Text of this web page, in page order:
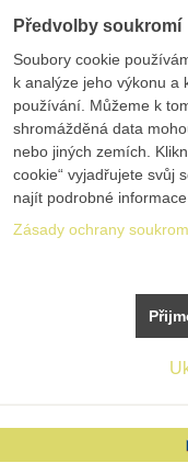
Předvolby soukromí
Soubory cookie
k analýze jeho výkonu a
používání. Můžeme k
shromážděná data
nebo jiných zemích.
cookie“ vyjadřujete svůj
najít podrobné
Zásady ochrany